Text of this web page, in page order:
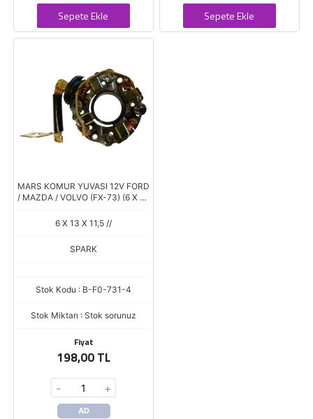
Sepete Ekle Sepete Ekle
MARS KOMUR YUVASI 12V FORD
/ MAZDA / VOLVO (FX-73) (6 X 13
6 X 13 X 11,5 //
SPARK
Stok Kodu : B-F0-731-4
Stok Miktarı : Stok sorunuz
Fiyat
198,00 TL
- +
AD